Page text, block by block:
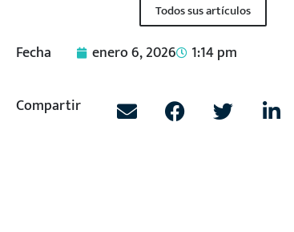
Todos sus artículos
Fecha enero 6, 2026 1:14 pm
Compartir